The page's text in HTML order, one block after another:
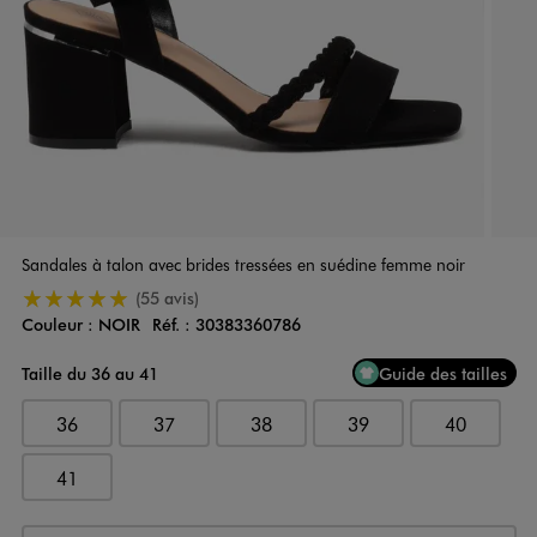
Sandales à talon avec brides tressées en suédine femme noir
5/5 de moyenne(55 avis)
Couleur
Couleur : NOIR Réf. : 30383360786
Taille du 36 au 41
Guide des tailles
36 37 38 39 40
41